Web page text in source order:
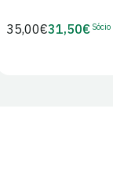
Preço
35,00€Preço
31,50€ Sócio